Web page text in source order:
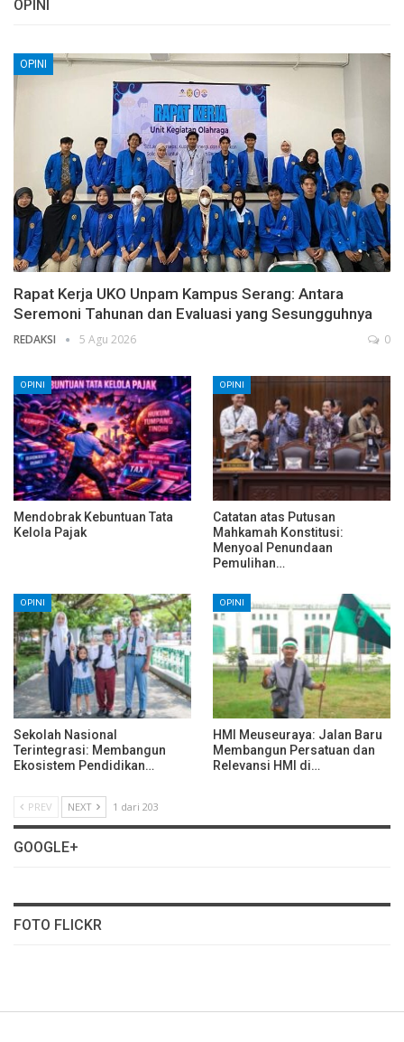
OPINI
OPINI
Rapat Kerja UKO Unpam Kampus Serang: Antara
Seremoni Tahunan dan Evaluasi yang Sesungguhnya
REDAKSI 5 Agu 2026 0
OPINI
Mendobrak Kebuntuan Tata
Kelola Pajak
OPINI
Catatan atas Putusan
Mahkamah Konstitusi:
Menyoal Penundaan
Pemulihan…
OPINI
Sekolah Nasional
Terintegrasi: Membangun
Ekosistem Pendidikan…
OPINI
HMI Meuseuraya: Jalan Baru
Membangun Persatuan dan
Relevansi HMI di…
PREV NEXT 1 dari 203
GOOGLE+
FOTO FLICKR